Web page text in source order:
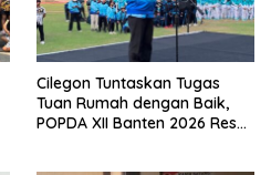
Cilegon Tuntaskan Tugas
Tuan Rumah dengan Baik,
POPDA XII Banten 2026 Resmi